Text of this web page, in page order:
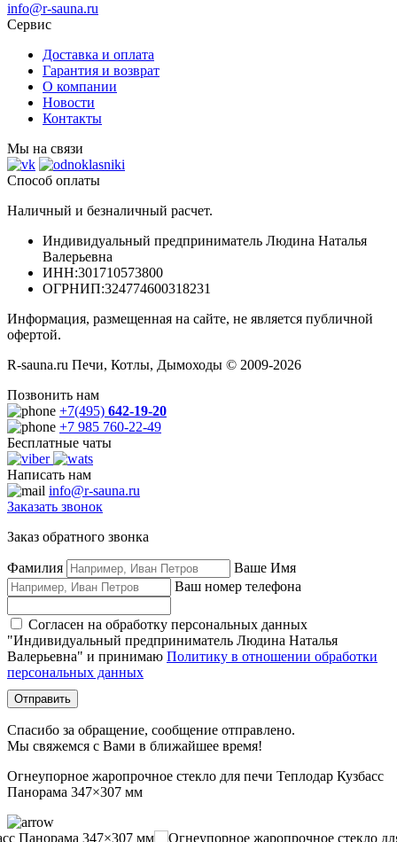
info@r-sauna.ru
Сервис
Доставка и оплата
Гарантия и возврат
О компании
Новости
Контакты
Мы на связи
Способ оплаты
Наличный и безналичный расчет.
Индивидуальный предприниматель Людина Наталья
Валерьевна
ИНН:301710573800
ОГРНИП:324774600318231
Информация, размещенная на сайте, не является публичной
офертой.
R-sauna.ru Печи, Котлы, Дымоходы © 2009-2026
Позвонить нам
+7(495) 642-19-20
+7 985 760-22-49
Бесплатные чаты
Написать нам
info@r-sauna.ru
Заказать звонок
Заказ обратного звонка
Фамилия
Ваше Имя
Ваш номер телефона
Согласен на обработку персональных данных
"Индивидуальный предприниматель Людина Наталья
Валерьевна" и принимаю Политику в отношении обработки
персональных данных
Отправить
Спасибо за обращение, сообщение отправлено.
Мы свяжемся с Вами в ближайшее время!
Огнеупорное жаропрочное стекло для печи Теплодар Кузбасс
Панорама 347×307 мм